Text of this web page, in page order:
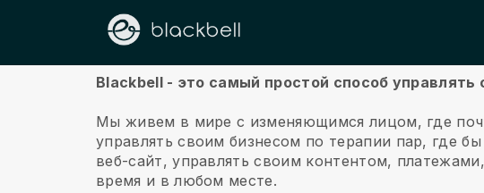
О нас
Blackbell - это самый простой способ
Мы живем в мире с изменяющимся лицом, где
управлять своим бизнесом по терапии пар, где
веб-сайт, управлять своим контентом,
время и в любом месте.